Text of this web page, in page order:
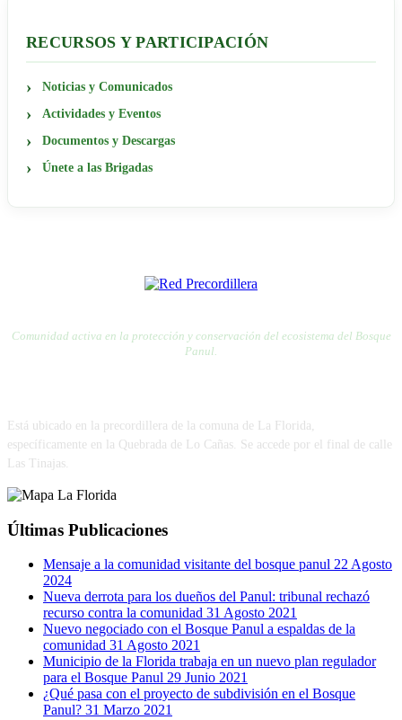
RECURSOS Y PARTICIPACIÓN
Noticias y Comunicados
Actividades y Eventos
Documentos y Descargas
Únete a las Brigadas
Comunidad activa en la protección y conservación del ecosistema del Bosque
Panul.
Está ubicado en la precordillera de la comuna de La Florida,
específicamente en la Quebrada de Lo Cañas. Se accede por el final de calle
Las Tinajas.
Últimas Publicaciones
Mensaje a la comunidad visitante del bosque panul 22 Agosto
2024
Nueva derrota para los dueños del Panul: tribunal rechazó
recurso contra la comunidad 31 Agosto 2021
Nuevo negociado con el Bosque Panul a espaldas de la
comunidad 31 Agosto 2021
Municipio de la Florida trabaja en un nuevo plan regulador
para el Bosque Panul 29 Junio 2021
¿Qué pasa con el proyecto de subdivisión en el Bosque
Panul? 31 Marzo 2021